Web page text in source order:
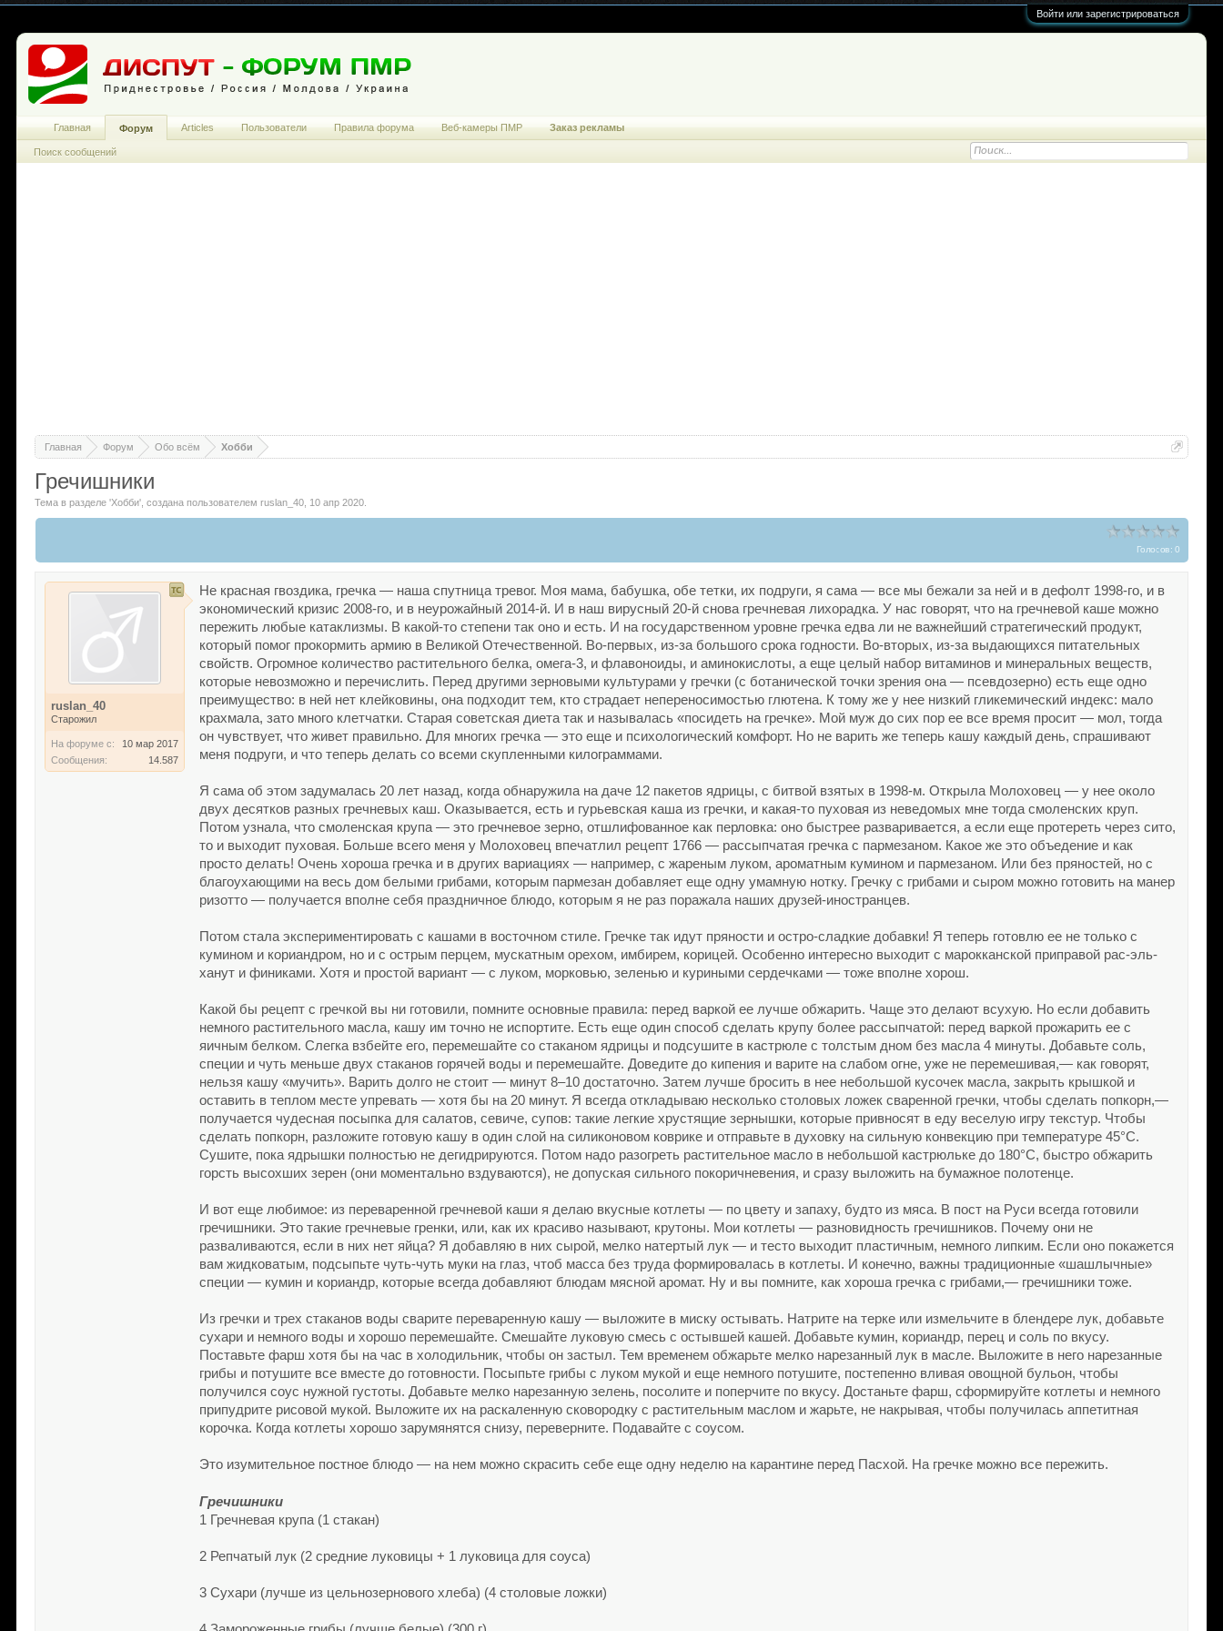
Войти или зарегистрироваться
Главная Форум Обо всём Хобби
Гречишники
Тема в разделе 'Хобби' , создана пользователемruslan_40 10 апр 2020
Голосов: 0
ruslan_40
Старожил
На форуме с:
10 мар 2017
Сообщения:
14.587
Не красная гвоздика, гречка — наша спутница тревог. Моя мама, бабушка, обе тетки, их подруги, я сама — все мы бежали за ней и в дефолт 1998-го, и в
экономический кризис 2008-го, и в неурожайный 2014-й. И в наш вирусный 20-й снова гречневая лихорадка. У нас говорят, что на гречневой каше можно
пережить любые катаклизмы. В какой-то степени так оно и есть. И на государственном уровне гречка едва ли не важнейший стратегический продукт,
который помог прокормить армию в Великой Отечественной. Во-первых, из-за большого срока годности. Во-вторых, из-за выдающихся питательных
свойств. Огромное количество растительного белка, омега-3, и флавоноиды, и аминокислоты, а еще целый набор витаминов и минеральных веществ,
которые невозможно и перечислить. Перед другими зерновыми культурами у гречки (с ботанической точки зрения она — псевдозерно) есть еще одно
преимущество: в ней нет клейковины, она подходит тем, кто страдает непереносимостью глютена. К тому же у нее низкий гликемический индекс: мало
крахмала, зато много клетчатки. Старая советская диета так и называлась «посидеть на гречке». Мой муж до сих пор ее все время просит — мол, тогда
он чувствует, что живет правильно. Для многих гречка — это еще и психологический комфорт. Но не варить же теперь кашу каждый день, спрашивают
меня подруги, и что теперь делать со всеми скупленными килограммами.
Я сама об этом задумалась 20 лет назад, когда обнаружила на даче 12 пакетов ядрицы, с битвой взятых в 1998-м. Открыла Молоховец — у нее около
двух десятков разных гречневых каш. Оказывается, есть и гурьевская каша из гречки, и какая-то пуховая из неведомых мне тогда смоленских круп.
Потом узнала, что смоленская крупа — это гречневое зерно, отшлифованное как перловка: оно быстрее разваривается, а если еще протереть через сито,
то и выходит пуховая. Больше всего меня у Молоховец впечатлил рецепт 1766 — рассыпчатая гречка с пармезаном. Какое же это объедение и как
просто делать! Очень хороша гречка и в других вариациях — например, с жареным луком, ароматным кумином и пармезаном. Или без пряностей, но с
благоухающими на весь дом белыми грибами, которым пармезан добавляет еще одну умамную нотку. Гречку с грибами и сыром можно готовить на манер
ризотто — получается вполне себя праздничное блюдо, которым я не раз поражала наших друзей-иностранцев.
Потом стала экспериментировать с кашами в восточном стиле. Гречке так идут пряности и остро-сладкие добавки! Я теперь готовлю ее не только с
кумином и кориандром, но и с острым перцем, мускатным орехом, имбирем, корицей. Особенно интересно выходит с марокканской приправой рас-эль-
ханут и финиками. Хотя и простой вариант — с луком, морковью, зеленью и куриными сердечками — тоже вполне хорош.
Какой бы рецепт с гречкой вы ни готовили, помните основные правила: перед варкой ее лучше обжарить. Чаще это делают всухую. Но если добавить
немного растительного масла, кашу им точно не испортите. Есть еще один способ сделать крупу более рассыпчатой: перед варкой прожарить ее с
яичным белком. Слегка взбейте его, перемешайте со стаканом ядрицы и подсушите в кастрюле с толстым дном без масла 4 минуты. Добавьте соль,
специи и чуть меньше двух стаканов горячей воды и перемешайте. Доведите до кипения и варите на слабом огне, уже не перемешивая,— как говорят,
нельзя кашу «мучить». Варить долго не стоит — минут 8–10 достаточно. Затем лучше бросить в нее небольшой кусочек масла, закрыть крышкой и
оставить в теплом месте упревать — хотя бы на 20 минут. Я всегда откладываю несколько столовых ложек сваренной гречки, чтобы сделать попкорн,—
получается чудесная посыпка для салатов, севиче, супов: такие легкие хрустящие зернышки, которые привносят в еду веселую игру текстур. Чтобы
сделать попкорн, разложите готовую кашу в один слой на силиконовом коврике и отправьте в духовку на сильную конвекцию при температуре 45°С.
Сушите, пока ядрышки полностью не дегидрируются. Потом надо разогреть растительное масло в небольшой кастрюльке до 180°С, быстро обжарить
горсть высохших зерен (они моментально вздуваются), не допуская сильного покоричневения, и сразу выложить на бумажное полотенце.
И вот еще любимое: из переваренной гречневой каши я делаю вкусные котлеты — по цвету и запаху, будто из мяса. В пост на Руси всегда готовили
гречишники. Это такие гречневые гренки, или, как их красиво называют, крутоны. Мои котлеты — разновидность гречишников. Почему они не
разваливаются, если в них нет яйца? Я добавляю в них сырой, мелко натертый лук — и тесто выходит пластичным, немного липким. Если оно покажется
вам жидковатым, подсыпьте чуть-чуть муки на глаз, чтоб масса без труда формировалась в котлеты. И конечно, важны традиционные «шашлычные»
специи — кумин и кориандр, которые всегда добавляют блюдам мясной аромат. Ну и вы помните, как хороша гречка с грибами,— гречишники тоже.
Из гречки и трех стаканов воды сварите переваренную кашу — выложите в миску остывать. Натрите на терке или измельчите в блендере лук, добавьте
сухари и немного воды и хорошо перемешайте. Смешайте луковую смесь с остывшей кашей. Добавьте кумин, кориандр, перец и соль по вкусу.
Поставьте фарш хотя бы на час в холодильник, чтобы он застыл. Тем временем обжарьте мелко нарезанный лук в масле. Выложите в него нарезанные
грибы и потушите все вместе до готовности. Посыпьте грибы с луком мукой и еще немного потушите, постепенно вливая овощной бульон, чтобы
получился соус нужной густоты. Добавьте мелко нарезанную зелень, посолите и поперчите по вкусу. Достаньте фарш, сформируйте котлеты и немного
припудрите рисовой мукой. Выложите их на раскаленную сковородку с растительным маслом и жарьте, не накрывая, чтобы получилась аппетитная
корочка. Когда котлеты хорошо зарумянятся снизу, переверните. Подавайте с соусом.
Это изумительное постное блюдо — на нем можно скрасить себе еще одну неделю на карантине перед Пасхой. На гречке можно все пережить.
Гречишники
1 Гречневая крупа (1 стакан)
2 Репчатый лук (2 средние луковицы + 1 луковица для соуса)
3 Сухари (лучше из цельнозернового хлеба) (4 столовые ложки)
Главная Форум
Поиск сообщений
Articles Пользователи Правила форума Веб-камеры ПМР Заказ рекламы